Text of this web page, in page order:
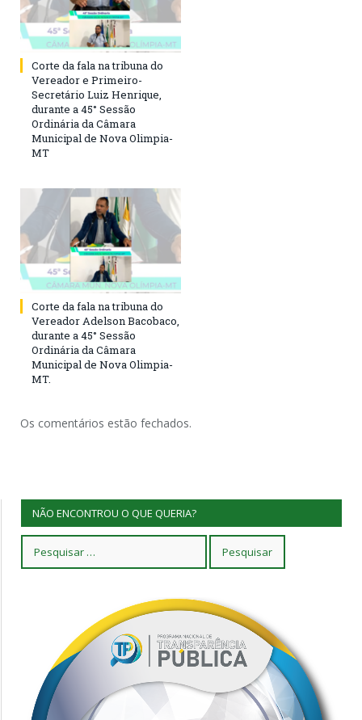
Corte da fala na tribuna do
Vereador e Primeiro-
Secretário Luiz Henrique,
durante a 45° Sessão
Ordinária da Câmara
Municipal de Nova Olimpia-
MT
Corte da fala na tribuna do
Vereador Adelson Bacobaco,
durante a 45° Sessão
Ordinária da Câmara
Municipal de Nova Olimpia-
MT.
Os comentários estão fechados.
NÃO ENCONTROU O QUE QUERIA?